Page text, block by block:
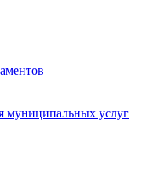
муниципальных услуг